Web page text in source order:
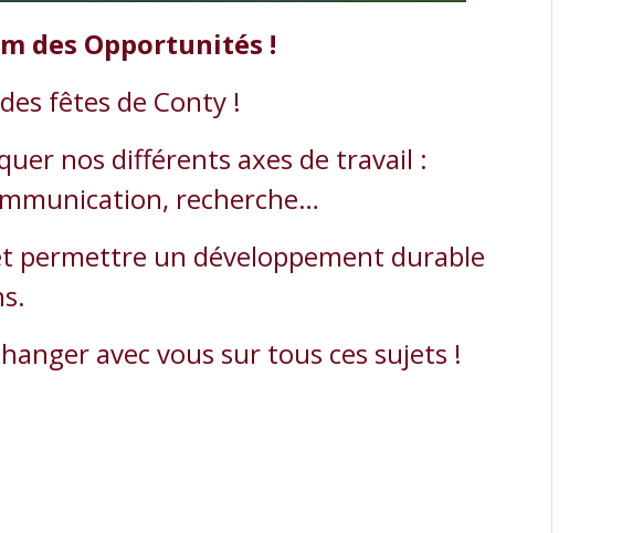
des Opportunités !
fêtes de Conty !
nos différents axes de travail :
recherche…
permettre un développement durable
avec vous sur tous ces sujets !